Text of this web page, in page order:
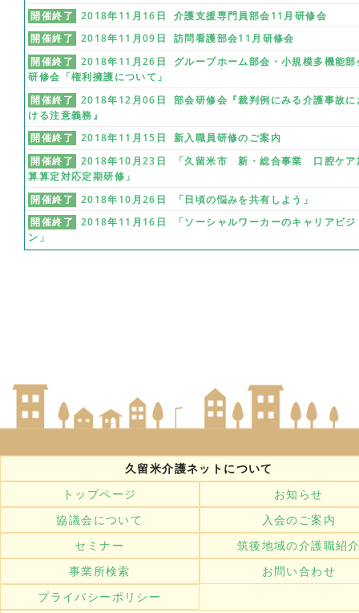
開催終了
2018年11月16日 介護支援専門員部会11月研修会
開催終了
2018年11月09日 訪問看護部会11月研修会
開催終了
2018年11月26日 グループホーム部会・小規模多機能部
研修会「権利擁護について」
開催終了
2018年12月06日 部会研修会『裁判例にみる介護事故に
ける注意義務』
開催終了
2018年11月15日 新入職員研修のご案内
開催終了
2018年10月23日 「久留米市 新・総合事業 口腔ケア
算算定対応定期研修」
開催終了
2018年10月26日 「日頃の悩みを共有しよう」
開催終了
2018年11月16日 「ソーシャルワーカーのキャリアビジ
ン」
久留米介護ネットについて
トップページ
お知らせ
協議会について
入会のご案内
セミナー
筑後地域の介護職紹
事業所検索
お問い合わせ
プライバシーポリシー